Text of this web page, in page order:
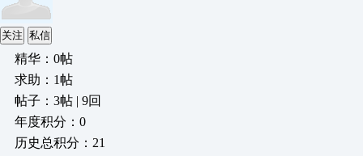
关注 私信
精华：0帖
求助：1帖
帖子：3帖 | 9回
年度积分：0
历史总积分：21